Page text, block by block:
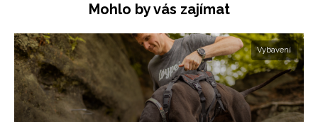
Mohlo by vás zajímat
Vybavení